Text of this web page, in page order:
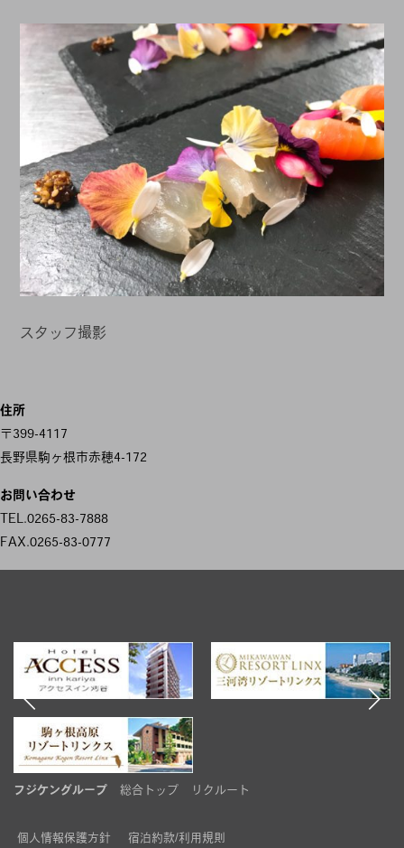
稿
ナ
ビ
ゲ
ー
ン
スタッフ撮影
住所
〒399-4117
長野県駒ヶ根市赤穂4-172
お問い合わせ
TEL.0265-83-7888
FAX.0265-83-0777
フジケングループ 総合トップ リクルート
個人情報保護方針 宿泊約款/利用規則